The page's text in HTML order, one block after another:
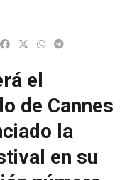
el
de Cannes
la
en su